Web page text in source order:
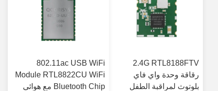
2.4G RTL8188FTV
رقاقة وحدة واي فاي
بلوتوث لمراقبة الطفل
802.11ac USB WiFi
Module RTL8822CU WiFi
Bluetooth Chip مع هوائي